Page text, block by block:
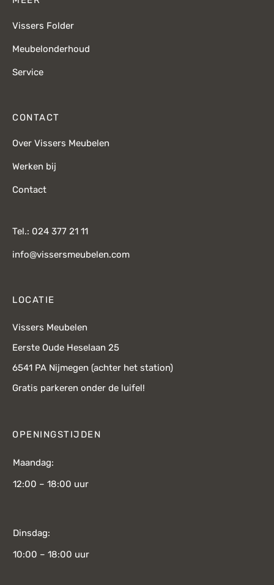
Vissers Folder
Meubelonderhoud
Service
CONTACT
Over Vissers Meubelen
Werken bij
Contact
Tel.: 024 377 21 11
info@vissersmeubelen.com
LOCATIE
Vissers Meubelen
Eerste Oude Heselaan 25
6541 PA Nijmegen (achter het station)
Gratis parkeren onder de luifel!
OPENINGSTIJDEN
Maandag:
12:00 – 18:00 uur
Dinsdag:
10:00 – 18:00 uur